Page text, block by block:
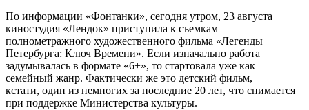
По информации «Фонтанки», сегодня утром, 23 августа
киностудия «Лендок» приступила к съемкам
полнометражного художественного фильма «Легенды
Петербурга: Ключ Времени». Если изначально работа
задумывалась в формате «6+», то стартовала уже как
семейный жанр. Фактически же это детский фильм,
кстати, один из немногих за последние 20 лет, что снимается
при поддержке Министерства культуры.